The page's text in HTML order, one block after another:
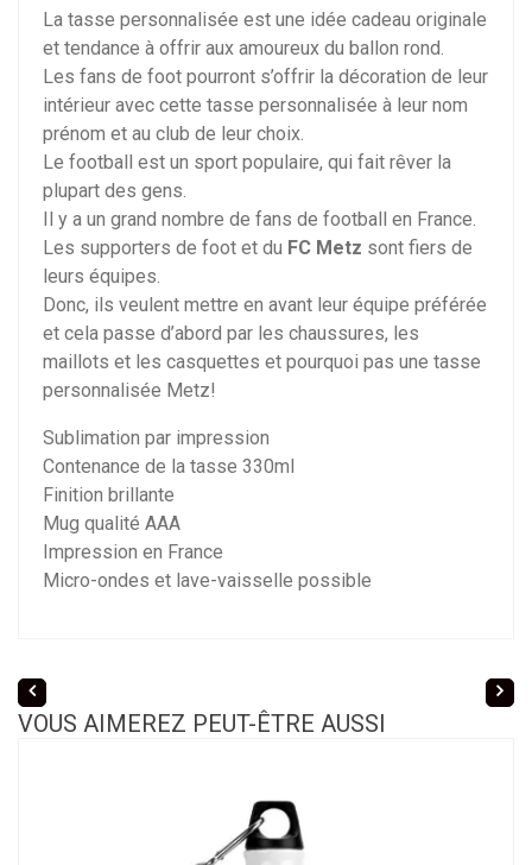
La tasse personnalisée est une idée cadeau originale
et tendance à offrir aux amoureux du ballon rond.
Les fans de foot pourront s’offrir la décoration de leur
intérieur avec cette tasse personnalisée à leur nom
prénom et au club de leur choix.
Le football est un sport populaire, qui fait rêver la
plupart des gens.
Il y a un grand nombre de fans de football en France.
Les supporters de foot et du FC Metz sont fiers de
leurs équipes.
Donc, ils veulent mettre en avant leur équipe préférée
et cela passe d’abord par les chaussures, les
maillots et les casquettes et pourquoi pas une tasse
personnalisée Metz!
Sublimation par impression
Contenance de la tasse 330ml
Finition brillante
Mug qualité AAA
Impression en France
Micro-ondes et lave-vaisselle possible
VOUS AIMEREZ PEUT-ÊTRE AUSSI